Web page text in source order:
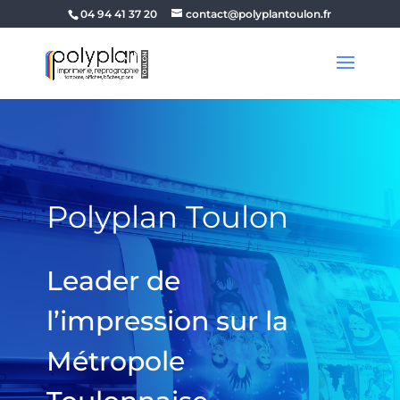
04 94 41 37 20 contact@polyplantoulon.fr
Polyplan Toulon
Leader de
l’impression sur la
Métropole